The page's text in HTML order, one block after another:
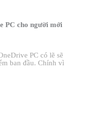
PC cho người mới
PC có lẽ sẽ
ban đầu. Chính vì